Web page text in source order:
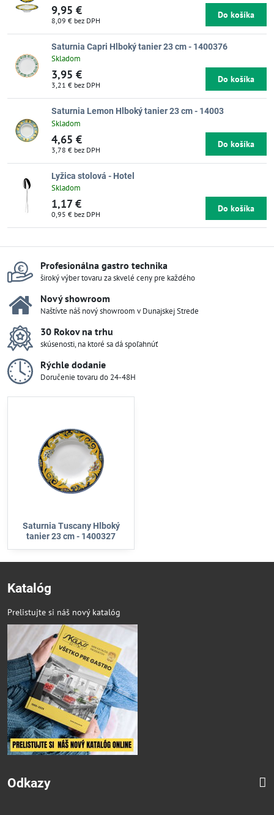
9,95 €
8,09 € bez DPH
Do košíka
Saturnia Capri Hlboký tanier 23 cm - 1400376
Skladom
3,95 €
3,21 € bez DPH
Do košíka
Saturnia Lemon Hlboký tanier 23 cm - 14003
Skladom
4,65 €
3,78 € bez DPH
Do košíka
Lyžica stolová - Hotel
Skladom
1,17 €
0,95 € bez DPH
Do košíka
Profesionálna gastro technika
široký výber tovaru za skvelé ceny pre každého
Nový showroom
Naštívte náš nový showroom v Dunajskej Strede
30 Rokov na trhu
skúsenosti, na ktoré sa dá spoľahnúť
Rýchle dodanie
Doručenie tovaru do 24-48H
Saturnia Tuscany Hlboký
tanier 23 cm - 1400327
Katalóg
Prelistujte si náš nový katalóg
Odkazy